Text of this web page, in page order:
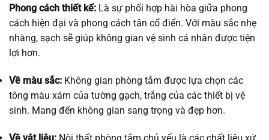
Phong cách thiết kế: Là sự phối hợp hài hòa giữa phong
cách hiện đại và phong cách tân cổ điển. Với màu sắc nhẹ
nhàng, sạch sẽ giúp không gian vệ sinh cá nhân được tiện
lợi hơn.
Về màu sắc: Không gian phòng tắm được lựa chọn các
tông màu xám của tường gạch, trắng của các thiết bị vệ
sinh. Mang đến không gian sang trọng và đẹp hơn.